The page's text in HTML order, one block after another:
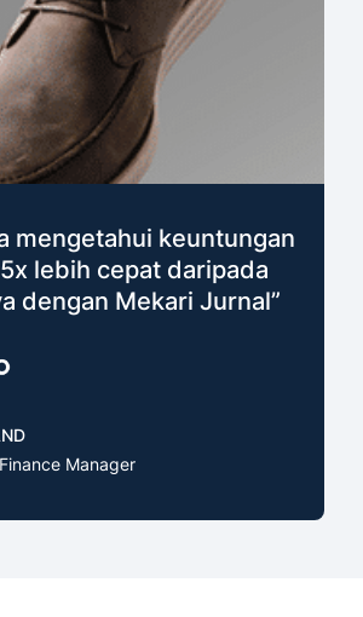
mengetahui keuntungan
lebih cepat daripada
dengan Mekari Jurnal”
Manager